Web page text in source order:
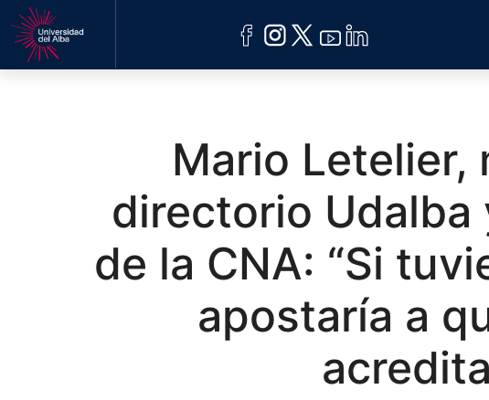
ACREDITACIÓN
Mario Letelier,
directorio
de la CNA: “Si
apostaría a